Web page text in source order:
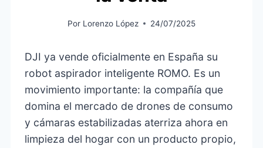
Por Lorenzo López 24/07/2025
DJI ya vende oficialmente en España su
robot aspirador inteligente ROMO. Es un
movimiento importante: la compañía que
domina el mercado de drones de consumo
y cámaras estabilizadas aterriza ahora en
limpieza del hogar con un producto propio,